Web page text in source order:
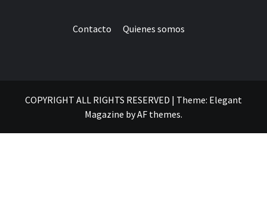
Contacto Quienes somos
COPYRIGHT ALL RIGHTS RESERVED | Theme: Elegant
Magazine byAF themes.